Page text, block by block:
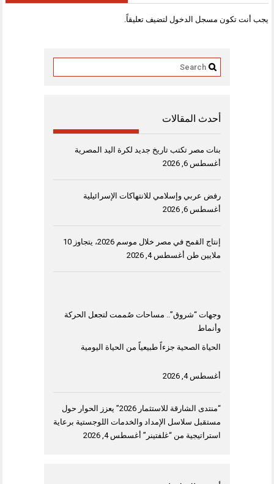
يجب أنت تكون مسجل الدخول لتضيف تعليقاً.
أحدث المقالات
بنات مصر تكتب تاريخ جديد لكرة اليد المصرية
أغسطس 6, 2026
رفض عربي وإسلامي للانتهاكات الإسرائيلية
أغسطس 6, 2026
إنتاج القمح في مصر خلال موسم 2026، يتجاوز 10
ملايين طن أغسطس 4, 2026
وجهات “شروق”.. مساحات صُممت لتجعل الحركة
وأنماط
الحياة الصحية جزءاً طبيعياً من الحياة اليومية
أغسطس 4, 2026
“منتدى الشارقة للاستثمار 2026” يعزز الحوار حول
مستقبل سلاسل الإمداد والخدمات اللوجستية برعاية
استراتيجية من “غلفتينر” أغسطس 4, 2026